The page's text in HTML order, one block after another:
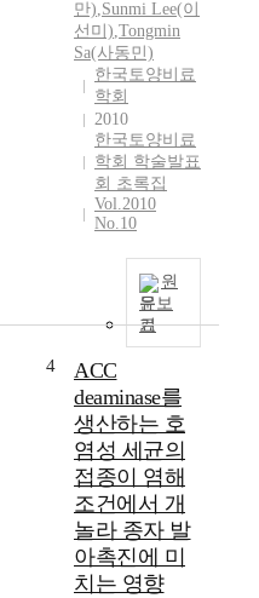
만),Sunmi Lee(이
선미),Tongmin
Sa(사동민)
한국토양비료
학회
2010
한국토양비료
학회 학술발표
회 초록집
Vol.2010
No.10
원
문보
기
4
ACC
deaminase를
생산하는 호
염성 세균의
접종이 염해
조건에서 개
놀라 종자 발
아촉진에 미
치는 영향